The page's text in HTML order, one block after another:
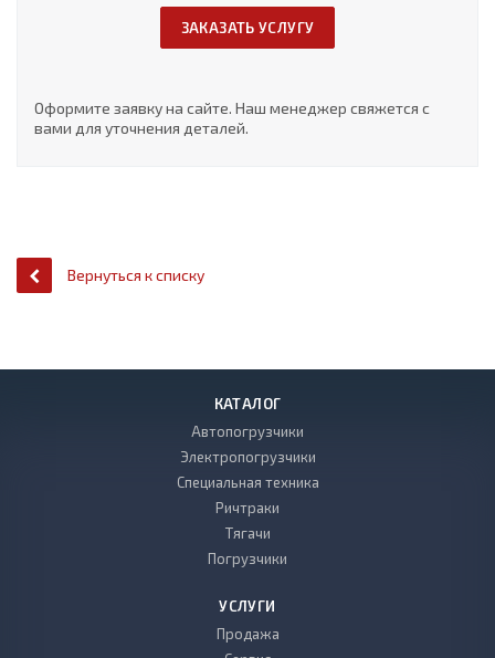
ЗАКАЗАТЬ УСЛУГУ
Оформите заявку на сайте. Наш менеджер свяжется с
вами для уточнения деталей.
Вернуться к списку
КАТАЛОГ
Автопогрузчики
Электропогрузчики
Специальная техника
Ричтраки
Тягачи
Погрузчики
УСЛУГИ
Продажа